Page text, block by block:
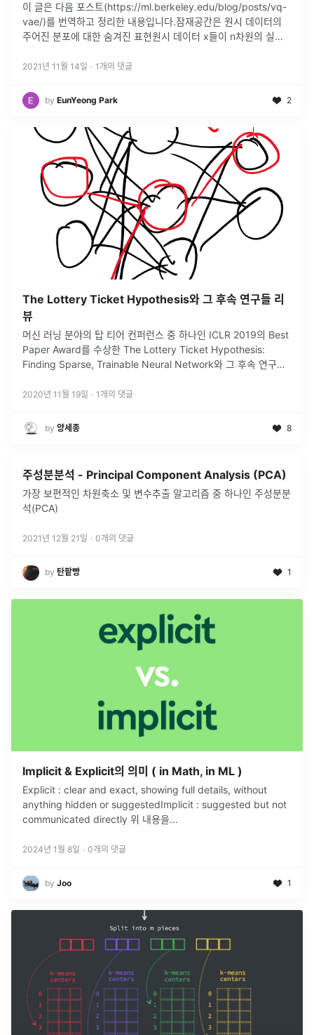
이 글은 다음 포스트(https://ml.berkeley.edu/blog/posts/vq-
vae/)를 번역하고 정리한 내용입니다.잠재공간은 원시 데이터의
주어진 분포에 대한 숨겨진 표현원시 데이터 x들이 n차원의 실수
2021년 11월 14일 · 1 개의 댓글
by EunYeong Park 2
The Lottery Ticket Hypothesis와 그 후속 연구들 리
뷰
머신 러닝 분야의 탑 티어 컨퍼런스 중 하나인 ICLR 2019의 Best
Paper Award를 수상한 The Lottery Ticket Hypothesis:
Finding Sparse, Trainable Neural Network와 그 후속 연구를
2020년 11월 19일 · 1 개의 댓글
by 양세종 8
주성분분석 - Principal Component Analysis (PCA)
가장 보편적인 차원축소 및 변수추출 알고리즘 중 하나인 주성분분
석(PCA)
2021년 12월 21일 · 0개의 댓글
by 탄팥빵 1
Implicit & Explicit의 의미 ( in Math, in ML )
Explicit : clear and exact, showing full details, without
anything hidden or suggestedImplicit : suggested but not
communicated directly 위 내용을...
2024년 1월 8일 · 0개의 댓글
by Joo 1